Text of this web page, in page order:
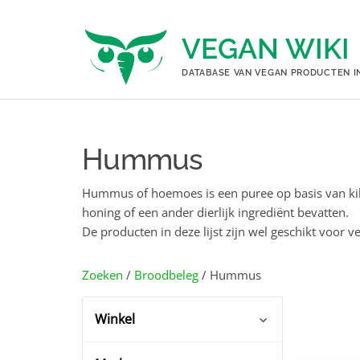
VEGAN WIKI
DATABASE VAN VEGAN PRODUCTEN
Hummus
Hummus of hoemoes is een puree op basis van
honing of een ander dierlijk ingrediënt bevatten.
De producten in deze lijst zijn wel geschikt voor
Zoeken / Broodbeleg / Hummus
Winkel